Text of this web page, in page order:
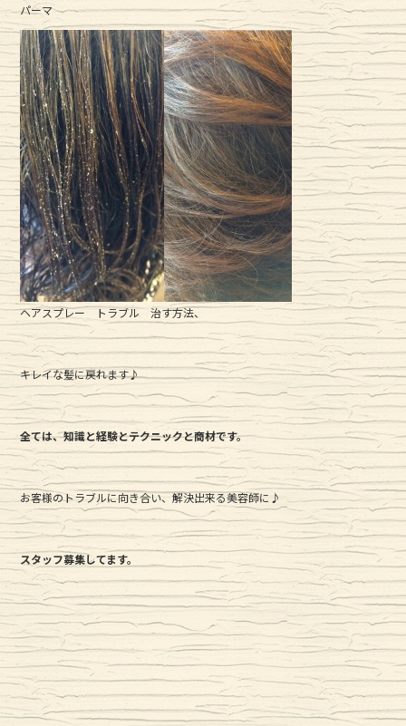
パーマ
ヘアスプレー トラブル 治す方法、
キレイな髪に戻れます♪
全ては、知識と経験とテクニックと商材です。
お客様のトラブルに向き合い、解決出来る美容師に♪
スタッフ募集してます。